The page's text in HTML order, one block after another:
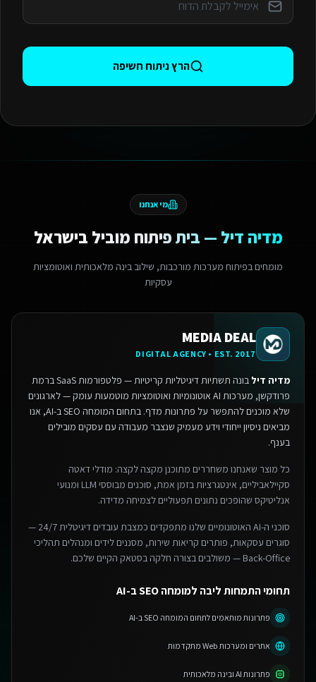
הרץ ניתוח חשיפה
מי אנחנו
מדיה דיל — בית פיתוח מוביל בישראל
מומחים בפיתוח מערכות מורכבות, שילוב בינה מלאכותית ואוטומציות
עסקיות
MEDIA DEAL
DIGITAL AGENCY • EST. 2017
מדיה דיל
בונה תשתיות דיגיטליות קריטיות — פלטפורמות SaaS ברמת
פרודקשן, מערכות AI אוטונומיות ואוטומציות מוטמעות עומק — לארגונים
שלא מוכנים להתפשר על פתרונות מדף.
בתחום המומחה SEO ב-AI, אנו
מביאים ניסיון ייחודי וידע מעמיק שנצבר מעבודה עם עסקים מובילים
בענף.
כל מוצר שאנחנו משחררים מתוכנן מקצה לקצה: מודלי דאטה
סקיילאביליים, אינטגרציות בזמן אמת, סוכנים מבוססי LLM ומנועי
אנליטיקס שהופכים נתונים תפעוליים לצמיחה מדידה.
סוכני ה-AI האוטונומיים שלנו מתפקדים כמצבת עובדים דיגיטלית 24/7 —
סוגרים עסקאות, פותרים קריאות שירות, מסננים לידים ומנהלים תהליכי
Back-Office — משולבים בצורה חלקה בסטאק הקיים שלכם.
תחומי התמחות ליבה למומחה SEO ב-AI
פתרונות מותאמים לתחום המומחה SEO ב-AI
אתרים ומערכות Web מתקדמות
פתרונות AI ובינה מלאכותית